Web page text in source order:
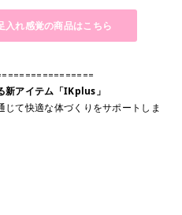
入れ感覚の商品はこちら
新アイテム「IKplus」
て快適な体づくりをサポートしま